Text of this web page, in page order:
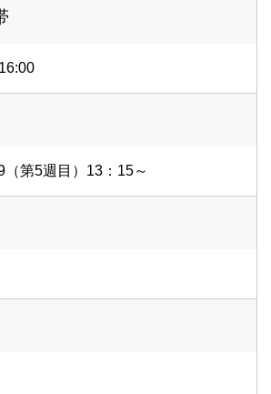
第5週目）13：15～